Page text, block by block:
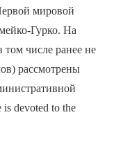
мировой
Гурко. На
числе ранее не
рассмотрены
is devoted to the